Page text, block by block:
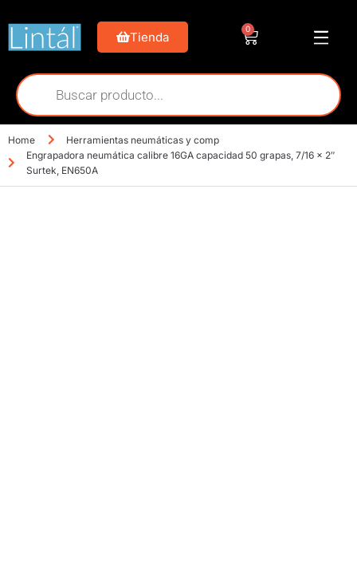
Tienda
0
Home
Herramientas neumáticas y comp
Engrapadora neumática calibre 16GA capacidad 50 grapas, 7/16 x 2″
Surtek, EN650A